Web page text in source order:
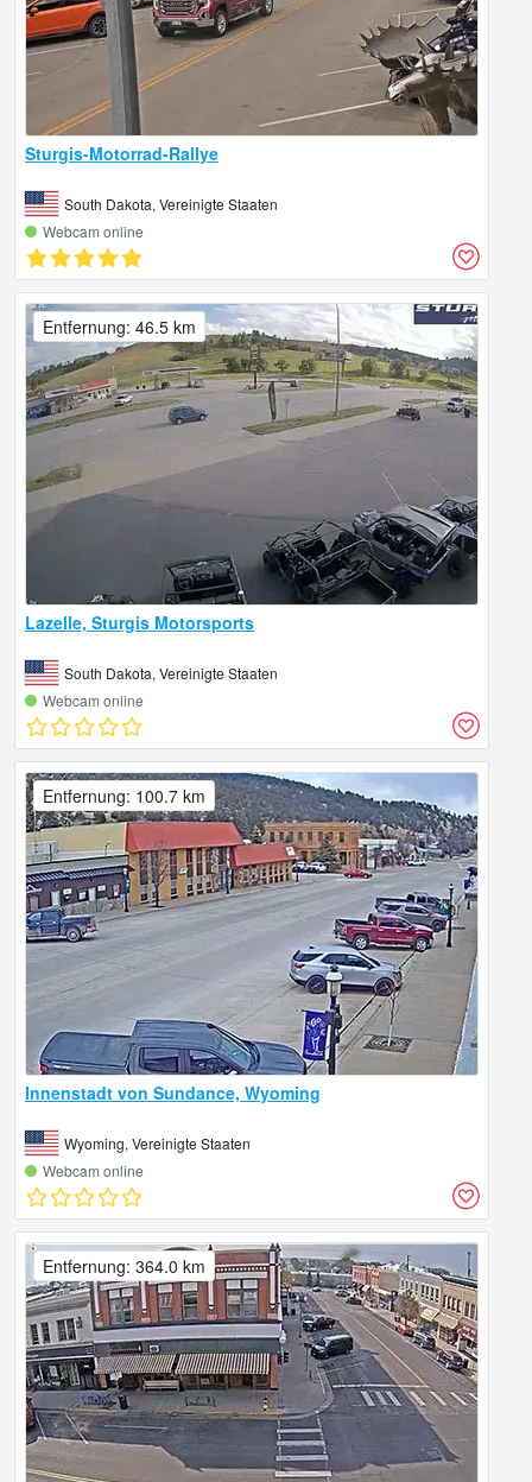
Sturgis-Motorrad-Rallye
South Dakota, Vereinigte Staaten
Webcam online
Lazelle, Sturgis Motorsports
South Dakota, Vereinigte Staaten
Webcam online
Entfernung: 46.5 km
Innenstadt von Sundance, Wyoming
Wyoming, Vereinigte Staaten
Webcam online
Entfernung: 100.7 km
Entfernung: 364.0 km